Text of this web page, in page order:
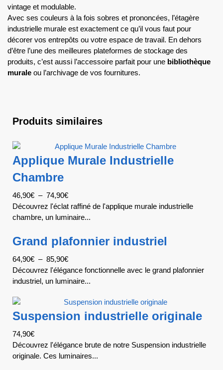
vintage et modulable.
Avec ses couleurs à la fois sobres et prononcées, l’étagère
industrielle murale est exactement ce qu’il vous faut pour
décorer vos entrepôts ou votre espace de travail. En dehors
d’être l’une des meilleures plateformes de stockage des
produits, c’est aussi l’accessoire parfait pour une bibliothèque
murale ou l’archivage de vos fournitures.
Produits similaires
Applique Murale Industrielle
Chambre
46,90€ – 74,90€
Découvrez l'éclat raffiné de l'applique murale industrielle
chambre, un luminaire...
Grand plafonnier industriel
64,90€ – 85,90€
Découvrez l'élégance fonctionnelle avec le grand plafonnier
industriel, un luminaire...
Suspension industrielle originale
74,90€
Découvrez l'élégance brute de notre Suspension industrielle
originale. Ces luminaires...